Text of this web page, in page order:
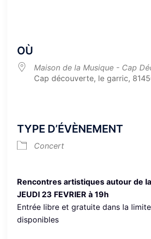
OÙ
Maison de la Musique - Cap
Cap découverte, le garric,
TYPE D’ÉVÈNEMENT
Concert
Rencontres artistiques autour de
JEUDI 23 FEVRIER à 19h
Entrée libre et gratuite dans la
disponibles